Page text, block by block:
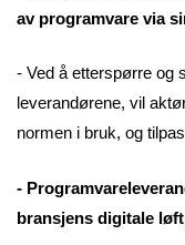
av programvare via
- Ved å etterspørre og
leverandørene, vil
normen i bruk, og
-
bransjens digitale